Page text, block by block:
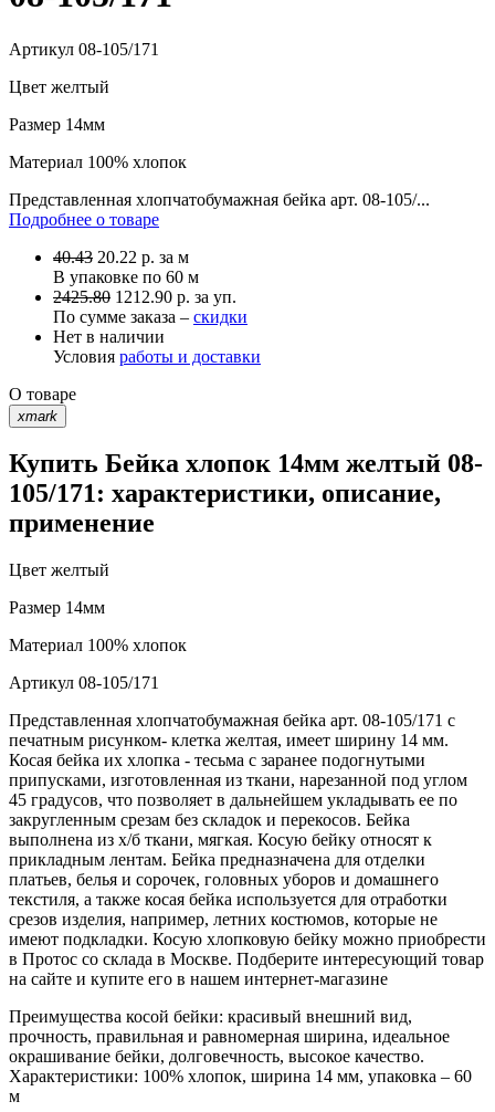
Артикул 08-105/171
Цвет желтый
Размер 14мм
Материал 100% хлопок
Представленная хлопчатобумажная бейка арт. 08-105/...
Подробнее о товаре
40.43 20.22 р. за м
В упаковке по 60 м
2425.80 1212.90 р. за уп.
По сумме заказа – скидки
Нет в наличии
Условия работы и доставки
О товаре
xmark
Купить Бейка хлопок 14мм желтый 08-
105/171: характеристики, описание,
применение
Цвет желтый
Размер 14мм
Материал 100% хлопок
Артикул 08-105/171
Представленная хлопчатобумажная бейка арт. 08-105/171 с
печатным рисунком- клетка желтая, имеет ширину 14 мм.
Косая бейка их хлопка - тесьма с заранее подогнутыми
припусками, изготовленная из ткани, нарезанной под углом
45 градусов, что позволяет в дальнейшем укладывать ее по
закругленным срезам без складок и перекосов. Бейка
выполнена из х/б ткани, мягкая. Косую бейку относят к
прикладным лентам. Бейка предназначена для отделки
платьев, белья и сорочек, головных уборов и домашнего
текстиля, а также косая бейка используется для отработки
срезов изделия, например, летних костюмов, которые не
имеют подкладки. Косую хлопковую бейку можно приобрести
в Протос со склада в Москве. Подберите интересующий товар
на сайте и купите его в нашем интернет-магазине
Преимущества косой бейки: красивый внешний вид,
прочность, правильная и равномерная ширина, идеальное
окрашивание бейки, долговечность, высокое качество.
Характеристики: 100% хлопок, ширина 14 мм, упаковка – 60
м